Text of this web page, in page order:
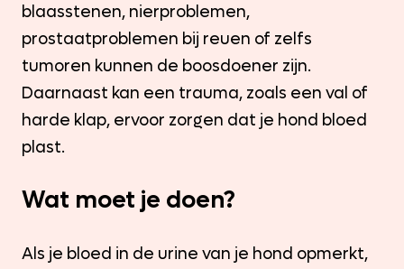
blaasstenen, nierproblemen,
prostaatproblemen bij reuen of zelfs
tumoren kunnen de boosdoener zijn.
Daarnaast kan een trauma, zoals een val of
harde klap, ervoor zorgen dat je hond bloed
plast.
Wat moet je doen?
Als je bloed in de urine van je hond opmerkt,